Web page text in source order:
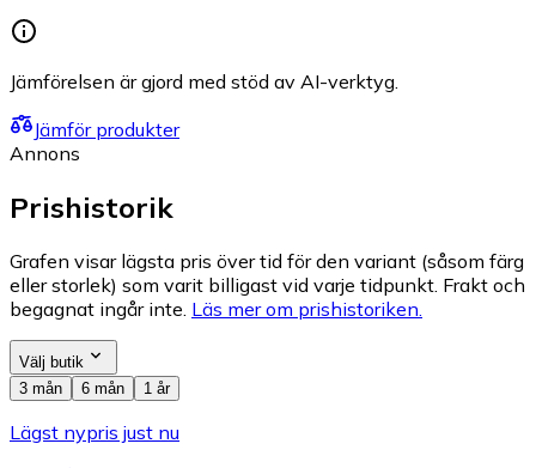
Jämförelsen är gjord med stöd av AI-verktyg.
Jämför produkter
Annons
Prishistorik
Grafen visar lägsta pris över tid för den variant (såsom färg
eller storlek) som varit billigast vid varje tidpunkt. Frakt och
begagnat ingår inte. Läs mer om prishistoriken.
Välj butik
3 mån
6 mån 1 år
Lägst nypris just nu